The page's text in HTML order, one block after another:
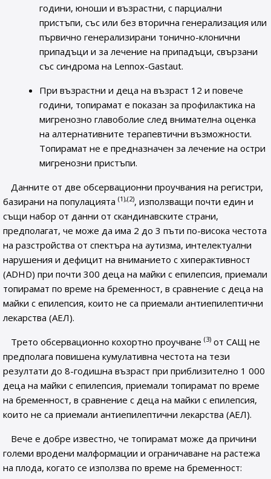
години, юноши и възрастни, с парциални
пристъпи, със или без вторична генерализация или
първично генерализирани тонично-клонични
припадъци и за лечение на припадъци, свързани
със синдрома на Lennox-Gastaut.
При възрастни и деца на възраст 12 и повече
години, топирамат е показан за профилактика на
мигренозно главоболие след внимателна оценка
на алтернативните терапевтични възможности.
Топирамат не е предназначен за лечение на остри
мигренозни пристъпи.
Данните от две обсервационни проучвания на регистри,
базирани на популацията (1),(2), използващи почти един и
същи набор от данни от скандинавските страни,
предполагат, че може да има 2 до 3 пъти по-висока честота
на разстройства от спектъра на аутизма, интелектуални
нарушения и дефицит на вниманието с хиперактивност
(ADHD) при почти 300 деца на майки с епилепсия, приемали
топирамат по време на бременност, в сравнение с деца на
майки с епилепсия, които не са приемали антиепилептични
лекарства (АЕЛ).
Трето обсервационно кохортно проучване(3) от САЩ не
предполага повишена кумулативна честота на тези
резултати до 8-годишна възраст при приблизително 1 000
деца на майки с епилепсия, приемали топирамат по време
на бременност, в сравнение с деца на майки с епилепсия,
които не са приемали антиепилептични лекарства (АЕЛ).
Вече е добре известно, че топирамат може да причини
големи вродени малформации и ограничаване на растежа
на плода, когато се използва по време на бременност: